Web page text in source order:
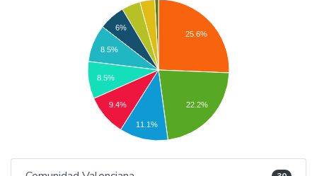
25.6%
22.2%
6%
8.5%
8.5%
9.4%
11.1%